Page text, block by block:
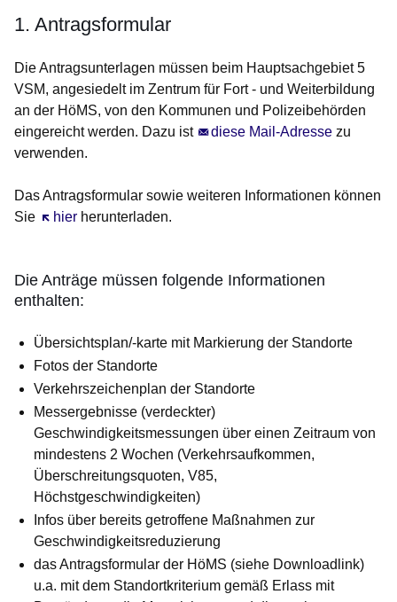
1. Antragsformular
Die Antragsunterlagen müssen beim Hauptsachgebiet 5
VSM, angesiedelt im Zentrum für Fort - und Weiterbildung
an der HöMS, von den Kommunen und Polizeibehörden
eingereicht werden. Dazu ist
diese Mail-Adresse zu
verwenden.
Das Antragsformular sowie weiteren Informationen können
Sie
hier
Öffnet sich in einem neuen Fenster
herunterladen.
Die Anträge müssen folgende Informationen
enthalten:
Übersichtsplan/-karte mit Markierung der Standorte
Fotos der Standorte
Verkehrszeichenplan der Standorte
Messergebnisse (verdeckter)
Geschwindigkeitsmessungen über einen Zeitraum von
mindestens 2 Wochen (Verkehrsaufkommen,
Überschreitungsquoten, V85,
Höchstgeschwindigkeiten)
Infos über bereits getroffene Maßnahmen zur
Geschwindigkeitsreduzierung
das Antragsformular der HöMS (siehe Downloadlink)
u.a. mit dem Standortkriterium gemäß Erlass mit